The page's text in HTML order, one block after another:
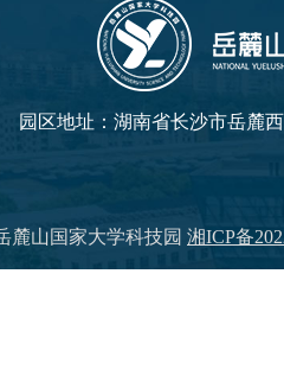
园区地址：湖南省长沙市岳麓
麓山国家大学科技园 湘ICP备